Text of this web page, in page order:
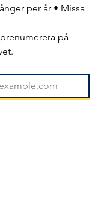
per år • Missa
på